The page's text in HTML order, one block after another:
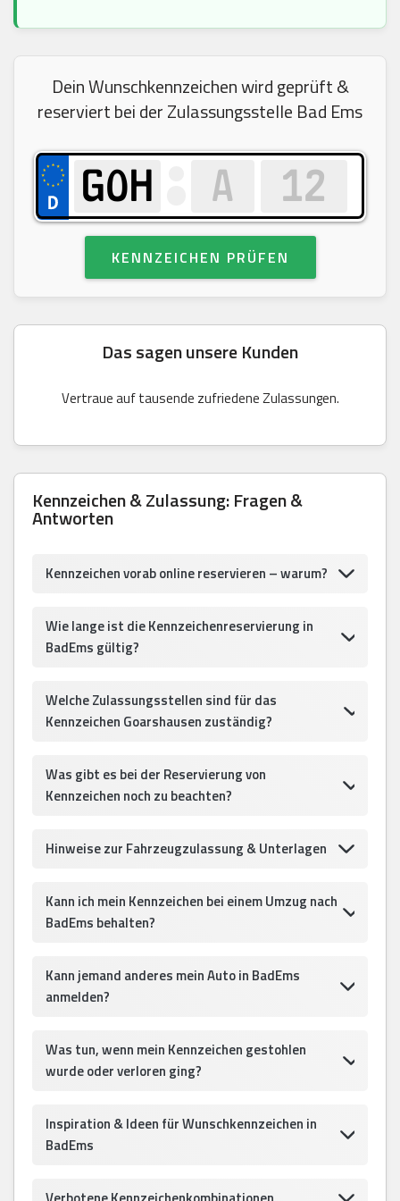
Dein Wunschkennzeichen wird geprüft &
reserviert bei der Zulassungsstelle Bad Ems
KENNZEICHEN PRÜFEN
Das sagen unsere Kunden
Vertraue auf tausende zufriedene Zulassungen.
Kennzeichen & Zulassung: Fragen &
Antworten
Kennzeichen vorab online reservieren – warum?
Wie lange ist die Kennzeichenreservierung in
BadEms gültig?
Welche Zulassungsstellen sind für das
Kennzeichen Goarshausen zuständig?
Was gibt es bei der Reservierung von
Kennzeichen noch zu beachten?
Hinweise zur Fahrzeugzulassung & Unterlagen
Kann ich mein Kennzeichen bei einem Umzug nach
BadEms behalten?
Kann jemand anderes mein Auto in BadEms
anmelden?
Was tun, wenn mein Kennzeichen gestohlen
wurde oder verloren ging?
Inspiration & Ideen für Wunschkennzeichen in
BadEms